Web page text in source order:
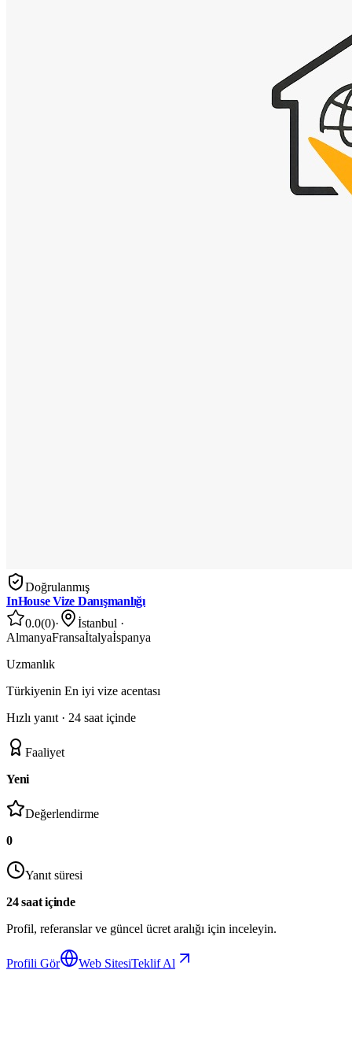
Doğrulanmış
InHouse Vize Danışmanlığı
0.0(0)· İstanbul ·
AlmanyaFransaİtalyaİspanya
Uzmanlık
Türkiyenin En iyi vize acentası
Hızlı yanıt · 24 saat içinde
Faaliyet
Yeni
Değerlendirme
0
Yanıt süresi
24 saat içinde
Profil, referanslar ve güncel ücret aralığı için inceleyin.
Profili Gör Web SitesiTeklif Al